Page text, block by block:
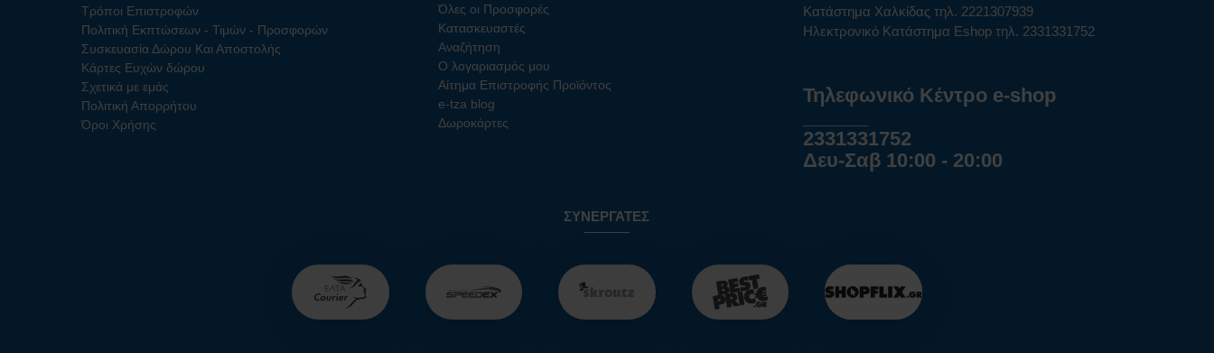
Τρόποι Επιστροφών
Πολιτική Εκπτώσεων - Τιμών - Προσφορών
Συσκευασία Δώρου Και Αποστολής
Κάρτες Ευχών δώρου
Σχετικά με εμάς
Πολιτική Απορρήτου
Όροι Χρήσης
Όλες οι Προσφορές
Κατασκευαστές
Αναζήτηση
Ο λογαριασμός μου
Αίτημα Επιστροφής Προϊόντος
e-tza blog
Δωροκάρτες
Κατάστημα Χαλκίδας τηλ. 2221307939
Ηλεκτρονικό Κατάστημα Eshop τηλ. 2331331752
Τηλεφωνικό Κέντρο e-shop
2331331752
Δευ-Σαβ 10:00 - 20:00
ΣΥΝΕΡΓΆΤΕΣ